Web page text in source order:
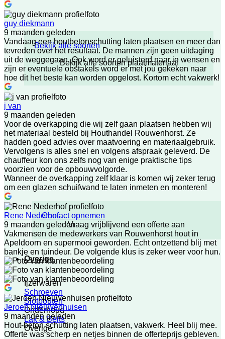
Bekijk alle soorten
Bekijk alle soorten plaatmateriaal
Contact opnemen
Vraag vrijblijvend een offerte aan
Overige
Ijzerwaren
Schroeven
Slotbouten
Onderhoud
Lak & Beits
Overige
guy diekmann
9 maanden geleden
Vandaag een houtbetonschutting laten plaatsen en meer dan
tevreden over het resultaat. De mannen zijn geen uitdaging
uit de weggegaan. Ook word er geluisterd naar je wensen en
zijn er eventuele obstakels word er met jou gekeken naar
hoe dit het beste kan worden opgelost. Kortom echt vakwerk!
j van
9 maanden geleden
Voor de overkapping die wij zelf gaan plaatsen hebben wij
het materiaal besteld bij Houthandel Rouwenhorst. Ze
hadden goed advies over maatvoering en materiaalgebruik.
Vervolgens is alles snel en volgens afspraak geleverd. De
chauffeur kon ons zelfs nog van enige praktische tips
voorzien voor de opbouwvolgorde.
Wanneer de overkapping zelf klaar is komen wij zeker terug
om een glazen schuifwand te laten inmeten en monteren!
Rene Nederhof
9 maanden geleden
Vakmensen de medewerkers van Rouwenhorst hout in
Apeldoorn en supermooi geworden. Echt ontzettend blij met
bankje en tuindeur. De volgende klus is zeker weer voor hun.
Jeroen Nieuwenhuisen
9 maanden geleden
Hout-beton schutting laten plaatsen, vakwerk. Heel blij mee.
Offerte was scherp en netjes binnen de offerteprijs gebleven.